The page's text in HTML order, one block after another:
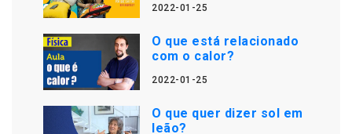
2022-01-25
O que está relacionado
com o calor?
2022-01-25
O que quer dizer sol em
leão?